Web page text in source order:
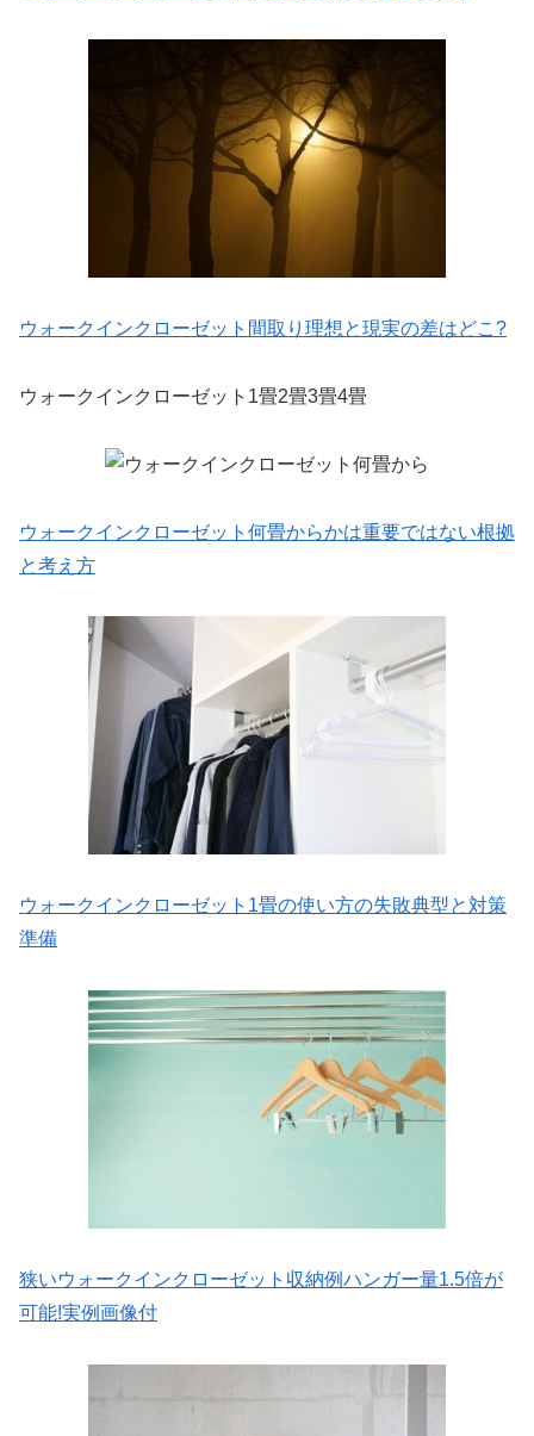
ウォークインクローゼット間取り理想と現実の差はどこ?
ウォークインクローゼット1畳2畳3畳4畳
ウォークインクローゼット何畳からかは重要ではない根拠
と考え方
ウォークインクローゼット1畳の使い方の失敗典型と対策
準備
狭いウォークインクローゼット収納例ハンガー量1.5倍が
可能!実例画像付